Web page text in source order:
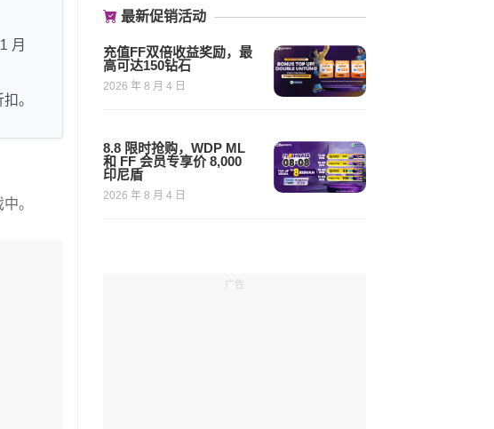
月
。
。
最新促销活动
充值FF双倍收益奖励，最
高可达150钻石
2026 年 8 月 4 日
8.8 限时抢购，WDP ML
和 FF 会员专享价 8,000
印尼盾
2026 年 8 月 4 日
广告